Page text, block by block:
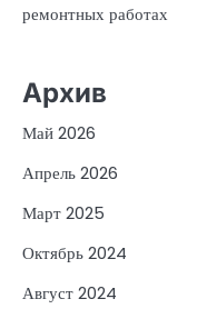
ремонтных работах
Архив
Май 2026
Апрель 2026
Март 2025
Октябрь 2024
Август 2024